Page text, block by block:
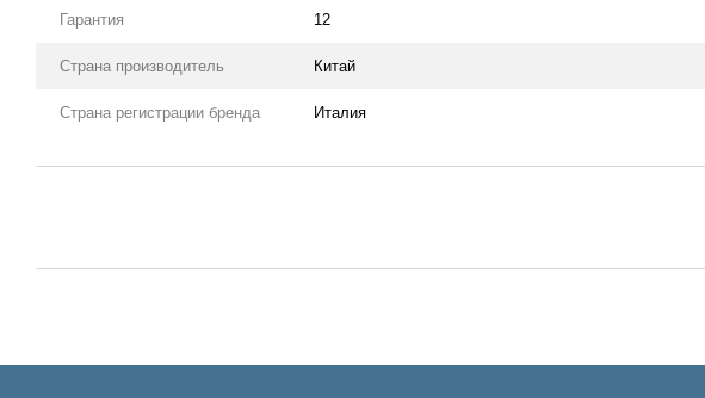
Гарантия 12
Страна производитель Китай
Страна регистрации бренда Италия